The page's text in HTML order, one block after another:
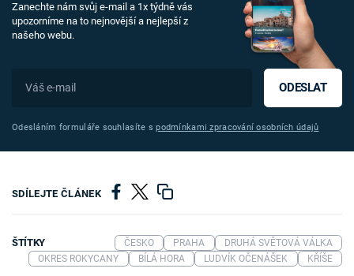
Zanechte nám svůj e-mail a 1x týdně vás
upozorníme na to nejnovější a nejlepší z
našeho webu.
ODESLAT
Odesláním formuláře souhlasíte spodmínkami zpracování osobních údajů
SDÍLEJTE ČLÁNEK
ŠTÍTKY ČESKO PRAHA
DRUHÁ SVĚTOVÁ VÁLKA
OKRES ROKYCANY
BÍLÁ HORA LUDVÍK OČENÁŠEK KŘÍŠE